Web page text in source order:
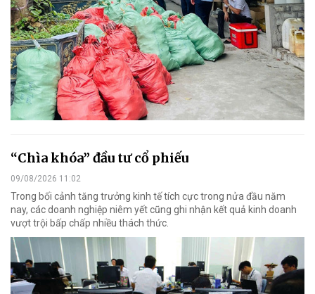
“Chìa khóa” đầu tư cổ phiếu
09/08/2026 11:02
Trong bối cảnh tăng trưởng kinh tế tích cực trong nửa đầu năm
nay, các doanh nghiệp niêm yết cũng ghi nhận kết quả kinh doanh
vượt trội bấp chấp nhiều thách thức.